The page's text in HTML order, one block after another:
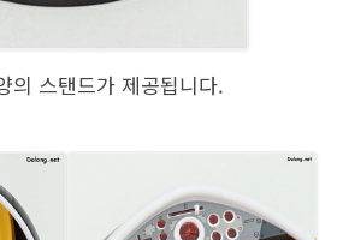
의 스탠드가 제공됩니다.